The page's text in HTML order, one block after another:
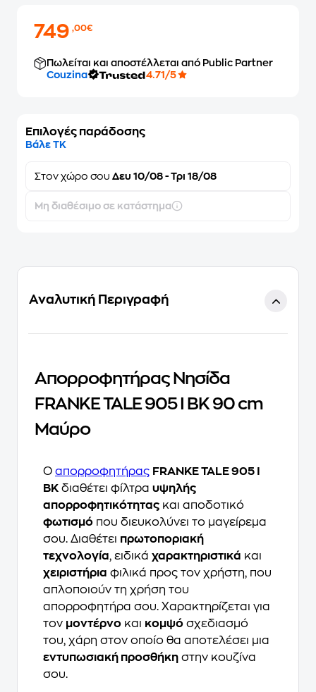
749,00€
Πωλείται και αποστέλλεται από Public Partner
Couzina
4.71/5
Επιλογές παράδοσης
Βάλε ΤΚ
Στον χώρο σου Δευ 10/08 - Τρι 18/08
Μη διαθέσιμο σε κατάστημα
Αναλυτική Περιγραφή
Απορροφητήρας Νησίδα
FRANKE TALE 905 I BK 90 cm
Μαύρο
Ο απορροφητήρας FRANKE TALE 905 I
BK διαθέτει φίλτρα υψηλής
απορροφητικότητας και αποδοτικό
φωτισμό που διευκολύνει το μαγείρεμα
σου. Διαθέτει πρωτοποριακή
τεχνολογία, ειδικά χαρακτηριστικά και
χειριστήρια φιλικά προς τον χρήστη, που
απλοποιούν τη χρήση του
απορροφητήρα σου. Χαρακτηρίζεται για
τον μοντέρνο και κομψό σχεδιασμό
του, χάρη στον οποίο θα αποτελέσει μια
εντυπωσιακή προσθήκη στην κουζίνα
σου.